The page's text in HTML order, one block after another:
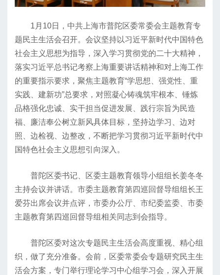
1月10日，中共上海市普陀区委常委会主题教育专
题民主生活会召开。会议坚持以习近平新时代中国特色
社会主义思想为指导，深入学习贯彻党的二十大精神，
落实习近平总书记考察上海重要讲话精神和对上海工作
的重要指示要求，聚焦主题教育“学思想、强党性、重
实践、建新功”总要求，对照凝心铸魂筑牢根本、锤炼
品格强化忠诚、实干担当促进发展、践行宗旨为民造
福、廉洁奉公树立新风具体目标，坚持边学习、边对
照、边检视、边整改，不断把学习贯彻习近平新时代中
国特色社会主义思想引向深入。
普陀区委书记、区委主题教育领导小组组长姜冬冬
主持会议并讲话。市委主题教育第四巡回督导组组长王
爱芬出席会议并点评，市委办公厅、市纪委监委、市委
主题教育第四巡回督导组相关同志到会指导。
普陀区委对这次专题民主生活会高度重视、精心组
织，做了充分准备。会前，区委常委会专题研究民主生
活会方案，专门举行理论学习中心组学习会，深入开展